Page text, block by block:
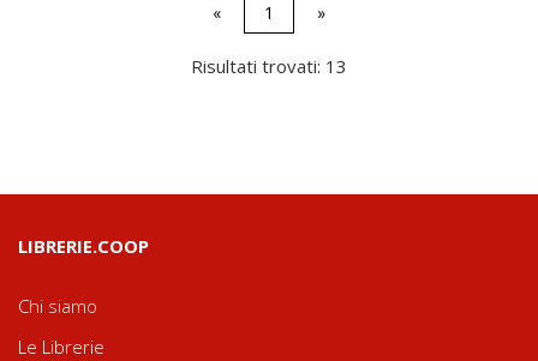
« 1 »
Risultati trovati: 13
LIBRERIE.COOP
Chi siamo
Le Librerie